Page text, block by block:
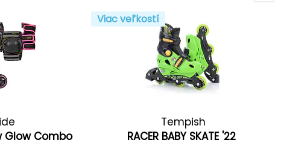
Glow Combo
Viac veľkostí
Tempish
RACER BABY SKATE '22